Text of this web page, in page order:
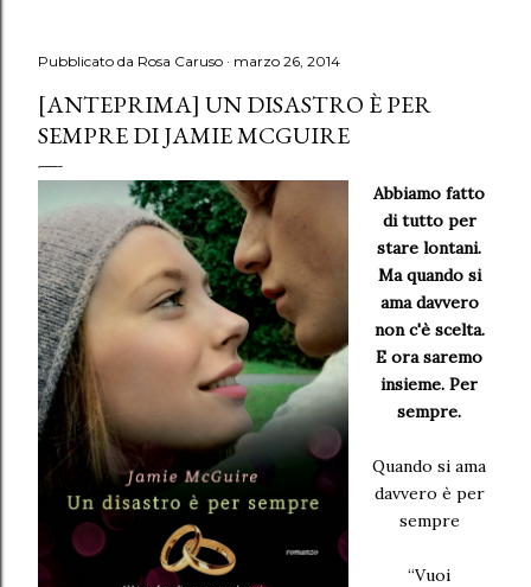
Pubblicato da Rosa Caruso marzo 26, 2014
[ANTEPRIMA] UN DISASTRO È PER
SEMPRE DI JAMIE MCGUIRE
Abbiamo fatto
di tutto per
stare lontani.
Ma quando si
ama davvero
non c'è scelta.
E ora saremo
insieme. Per
sempre.
Quando si ama
davvero è per
sempre
“Vuoi